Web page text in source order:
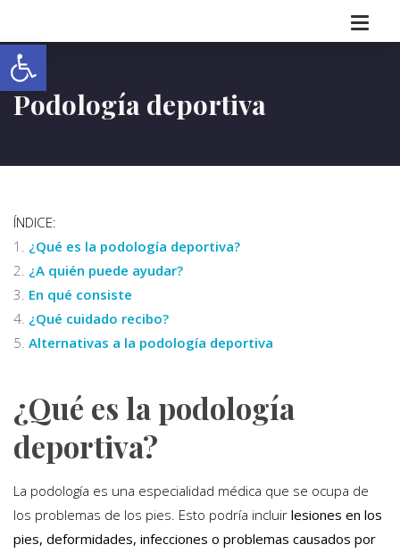
Abrir barra de herramientas
Podología deportiva
ÍNDICE:
¿Qué es la podología deportiva?
¿A quién puede ayudar?
En qué consiste
¿Qué cuidado recibo?
Alternativas a la podología deportiva
¿Qué es la podología
deportiva?
La podología es una especialidad médica que se ocupa de
los problemas de los pies. Esto podría incluir lesiones en los
pies, deformidades, infecciones o problemas causados por